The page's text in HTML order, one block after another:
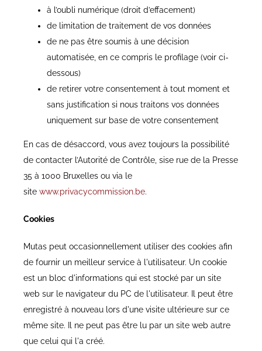
à l’oubli numérique (droit d’effacement)
de limitation de traitement de vos données
de ne pas être soumis à une décision
automatisée, en ce compris le profilage (voir ci-
dessous)
de retirer votre consentement à tout moment et
sans justification si nous traitons vos données
uniquement sur base de votre consentement
En cas de désaccord, vous avez toujours la possibilité
de contacter l’Autorité de Contrôle, sise rue de la Presse
35 à 1000 Bruxelles ou via le
site www.privacycommission.be.
Cookies
Mutas peut occasionnellement utiliser des cookies afin
de fournir un meilleur service à l'utilisateur. Un cookie
est un bloc d'informations qui est stocké par un site
web sur le navigateur du PC de l'utilisateur. Il peut être
enregistré à nouveau lors d'une visite ultérieure sur ce
même site. Il ne peut pas être lu par un site web autre
que celui qui l'a créé.